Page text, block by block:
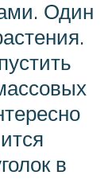
Один
в